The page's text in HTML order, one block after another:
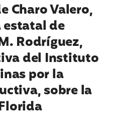
Charo Valero,
de
Rodríguez,
del Instituto
por la
sobre la